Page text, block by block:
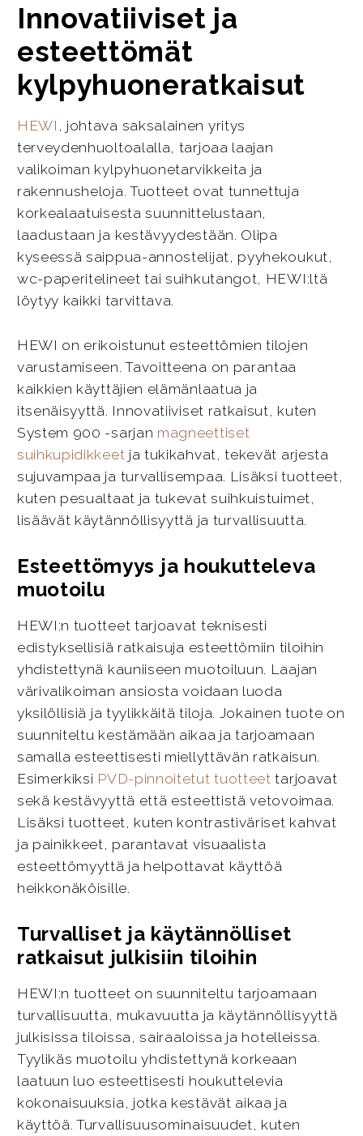
Innovatiiviset ja
esteettömät
kylpyhuoneratkaisut
HEWI , johtava saksalainen yritys
terveydenhuoltoalalla, tarjoaa laajan
valikoiman kylpyhuonetarvikkeita ja
rakennusheloja. Tuotteet ovat tunnettuja
korkealaatuisesta suunnittelustaan,
laadustaan ja kestävyydestään. Olipa
kyseessä saippua-annostelijat, pyyhekoukut,
wc-paperitelineet tai suihkutangot, HEWI:ltä
löytyy kaikki tarvittava.
HEWI on erikoistunut esteettömien tilojen
varustamiseen. Tavoitteena on parantaa
kaikkien käyttäjien elämänlaatua ja
itsenäisyyttä. Innovatiiviset ratkaisut, kuten
System 900 -sarjan magneettiset
suihkupidikkeet ja tukikahvat, tekevät arjesta
sujuvampaa ja turvallisempaa. Lisäksi tuotteet,
kuten pesualtaat ja tukevat suihkuistuimet,
lisäävät käytännöllisyyttä ja turvallisuutta.
Esteettömyys ja houkutteleva
muotoilu
HEWI:n tuotteet tarjoavat teknisesti
edistyksellisiä ratkaisuja esteettömiin tiloihin
yhdistettynä kauniiseen muotoiluun. Laajan
värivalikoiman ansiosta voidaan luoda
yksilöllisiä ja tyylikkäitä tiloja. Jokainen tuote on
suunniteltu kestämään aikaa ja tarjoamaan
samalla esteettisesti miellyttävän ratkaisun.
Esimerkiksi PVD-pinnoitetut tuotteet tarjoavat
sekä kestävyyttä että esteettistä vetovoimaa.
Lisäksi tuotteet, kuten kontrastiväriset kahvat
ja painikkeet, parantavat visuaalista
esteettömyyttä ja helpottavat käyttöä
heikkonäköisille.
Turvalliset ja käytännölliset
ratkaisut julkisiin tiloihin
HEWI:n tuotteet on suunniteltu tarjoamaan
turvallisuutta, mukavuutta ja käytännöllisyyttä
julkisissa tiloissa, sairaaloissa ja hotelleissa.
Tyylikäs muotoilu yhdistettynä korkeaan
laatuun luo esteettisesti houkuttelevia
kokonaisuuksia, jotka kestävät aikaa ja
käyttöä. Turvallisuusominaisuudet, kuten